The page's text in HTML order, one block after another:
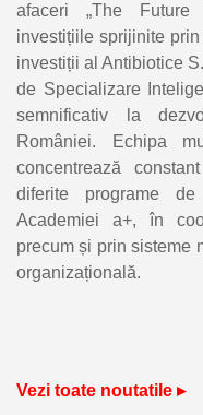
afaceri „The Future
investițiile sprijinite
investiții al Antibiotice
de Specializare
semnificativ la
României. Echipa
concentrează
diferite programe
Academiei a+, în
precum și prin sisteme
organizațională.
Vezi toate noutatile ▸